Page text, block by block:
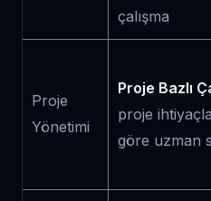
çalışma
Proje
Yönetimi
Proje Bazlı
proje
göre uzman